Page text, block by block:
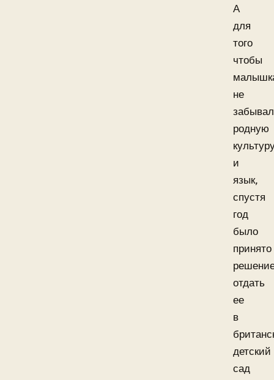
А
для
того
чтобы
не
родную
и
язык,
спустя
год
было
принято
отдать
ее
в
детский
сад